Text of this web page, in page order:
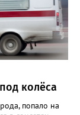
колёса
попало на